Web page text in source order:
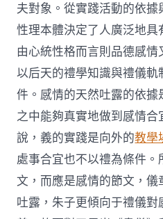
夫對象。從實踐活動的依
性理本體決定了人廣泛地具
由心統性格而言則品德感
以后天的禮學知識與禮儀
件。感情的天然吐露的依
之中能夠真實地做到感情
說，義的實踐是向外的教學
處事合宜也不以禮為條件
文，而應是感情的節文，
吐露，朱子更傾向于禮儀